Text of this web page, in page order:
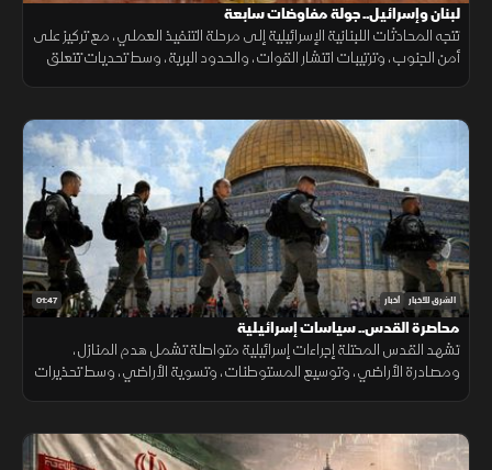
لبنان وإسرائيل.. جولة مفاوضات سابعة
تتجه المحادثات اللبنانية الإسرائيلية إلى مرحلة التنفيذ العملي، مع تركيز على
أمن الجنوب، وترتيبات انتشار القوات، والحدود البرية، وسط تحديات تتعلق
01:47 الشرق للأخبار أخبار
محاصرة القدس.. سياسات إسرائيلية
تشهد القدس المحتلة إجراءات إسرائيلية متواصلة تشمل هدم المنازل،
ومصادرة الأراضي، وتوسيع المستوطنات، وتسوية الأراضي، وسط تحذيرات